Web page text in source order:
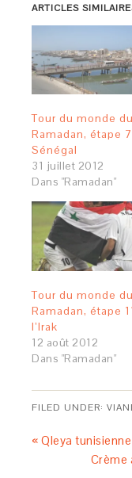
ARTICLES
Tour du monde du
Ramadan, étape
Sénégal
31 juillet 2012
Dans "Ramadan"
Tour du monde du
Ramadan, étape
l’Irak
12 août 2012
Dans "Ramadan"
FILED UNDER:
« Qleya
Crème